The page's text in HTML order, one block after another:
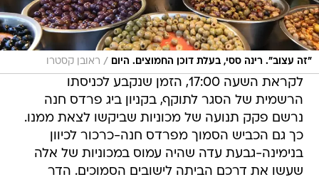
"זה עצוב". רינה ססי, בעלת דוכן החמוצים. היום / ראובן קסטרו
לקראת השעה 17:00, הזמן שנקבע לכניסתו
הרשמית של הסגר לתוקף, בקניון ביג פרדס חנה
נרשם פקק תנועה של מכוניות שביקשו לצאת ממנו.
כך גם הכביש הסמוך מפרדס חנה-כרכור לכיוון
בנימינה-גבעת עדה שהיה עמוס במכוניות של אלה
שעשו את דרכם הביתה לישובים הסמוכים. הדר